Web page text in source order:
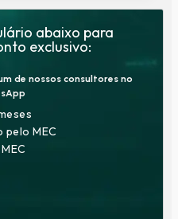
abaixo para
exclusivo:
de nossos consultores no
MEC